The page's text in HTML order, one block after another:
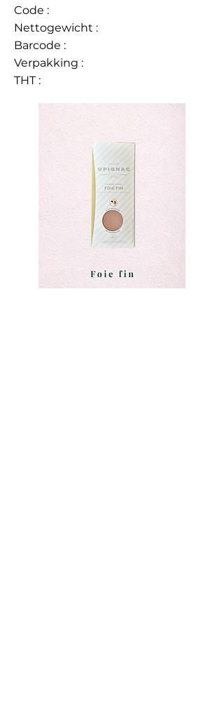
Code :
Nettogewicht :
Barcode :
Verpakking :
THT :